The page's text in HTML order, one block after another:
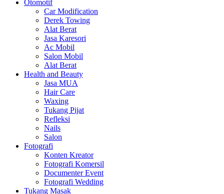
Otomotif
Car Modification
Derek Towing
Alat Berat
Jasa Karesori
Ac Mobil
Salon Mobil
Alat Berat
Health and Beauty
Jasa MUA
Hair Care
Waxing
Tukang Pijat
Refleksi
Nails
Salon
Fotografi
Konten Kreator
Fotografi Komersil
Documenter Event
Fotografi Wedding
Tukang Masak